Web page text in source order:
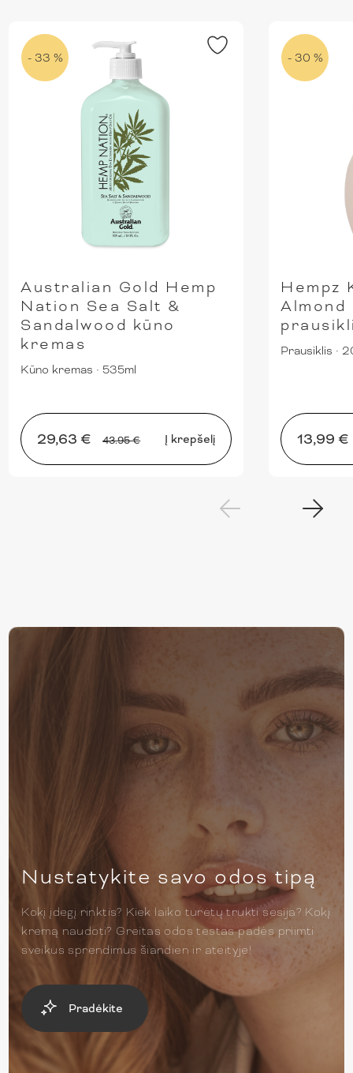
- 33 %
Australian Gold Hemp
Nation Sea Salt &
Sandalwood kūno
kremas
Kūno kremas · 535ml
Į krepšelį
29,63 € 43.95 €
- 30 %
Hempz
Almond
Prausiklis ·
13,99 €
Nustatykite savo odos tipą
Kokį įdegį rinktis? Kiek laiko turėtų trukti sesija? Kokį
kremą naudoti? Greitas odos testas padės priimti
sveikus sprendimus šiandien ir ateityje!
Pradėkite